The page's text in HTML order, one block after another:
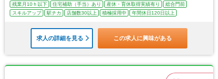
残業月10ｈ以下
住宅補助（手当）あり 産休・育休取得実績有り
総合門前
スキルアップ
駅チカ 店舗数30以上 積極採用中 年間休日120日以上
求人の詳細を見る この求人に興味がある